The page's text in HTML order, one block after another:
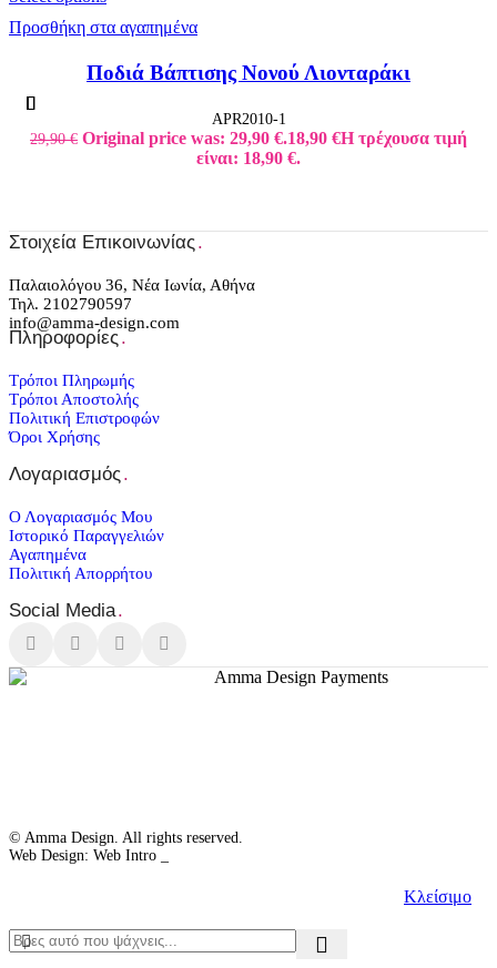
Προσθήκη στα αγαπημένα
Ποδιά Βάπτισης Νονού Λιονταράκι
APR2010-1
29,90€ Original price was: 29,90 €.18,90 €Η τρέχουσα τιμή
είναι: 18,90 €.
Στοιχεία Επικοινωνίας.
Παλαιολόγου 36, Νέα Ιωνία, Αθήνα
Τηλ. 2102790597
info@amma-design.com
Πληροφορίες.
Τρόποι Πληρωμής
Τρόποι Αποστολής
Πολιτική Επιστροφών
Όροι Χρήσης
Λογαριασμός.
Ο Λογαριασμός Μου
Ιστορικό Παραγγελιών
Αγαπημένα
Πολιτική Απορρήτου
Social Media.
© Amma Design. All rights reserved.
Web Design: Web Intro _
Κλείσιμο